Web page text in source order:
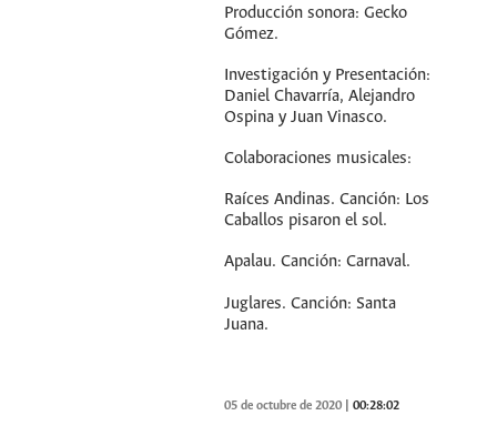
Producción sonora: Gecko
Gómez.
Investigación y Presentación:
Daniel Chavarría, Alejandro
Ospina y Juan Vinasco.
Colaboraciones musicales:
Raíces Andinas. Canción: Los
Caballos pisaron el sol.
Apalau. Canción: Carnaval.
Juglares. Canción: Santa
Juana.
05 de octubre de 2020 |00:28:02